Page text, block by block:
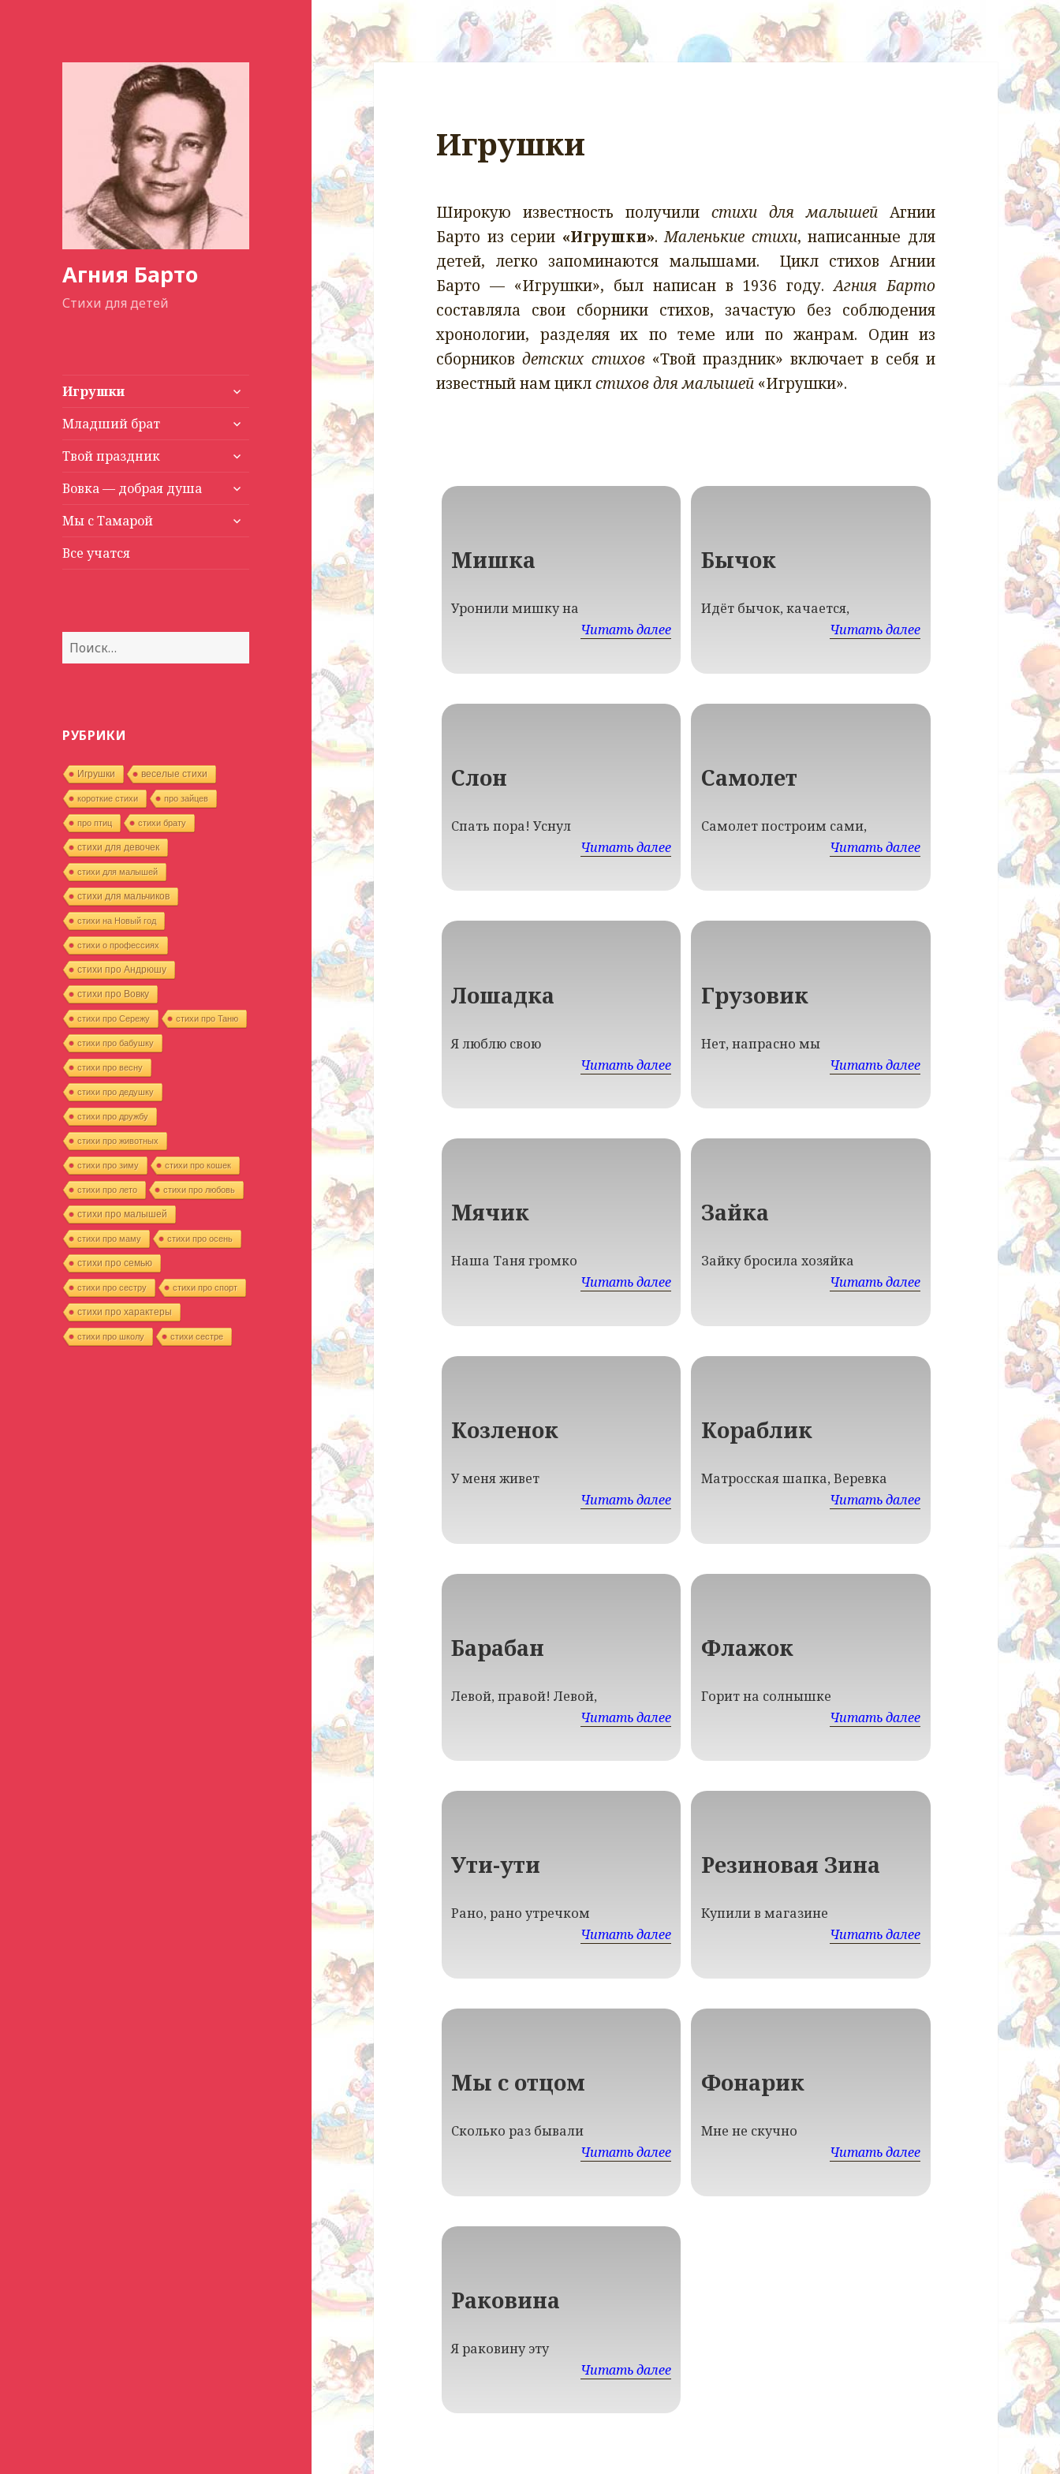
Агния Барто
Стихи для детей
Игрушки
раскрыть
меню
Младший брат
раскрыть
меню
Твой праздник
раскрыть
меню
Вовка — добрая душа
раскрыть
меню
Мы с Тамарой
раскрыть
Все учатся
Найти:
РУБРИКИ
Игрушки веселые стихи
короткие стихи про зайцев
про птиц стихи брату
стихи для девочек
стихи для малышей
стихи для мальчиков
стихи на Новый год
стихи о профессиях
стихи про Андрюшу
стихи про Вовку
стихи про Сережу стихи про Таню
стихи про бабушку
стихи про весну
стихи про дедушку
стихи про дружбу
стихи про животных
стихи про зиму стихи про кошек
стихи про лето стихи про любовь
стихи про малышей
стихи про маму стихи про осень
стихи про семью
стихи про сестру стихи про спорт
стихи про характеры
стихи про школу стихи сестре
Игрушки
Широкую известность получилистихи для малышейАгнии
Барто из серии «Игрушки».Маленькие стихи, написанные для
детей, легко запоминаются малышами. Цикл стихов Агнии
Барто — «Игрушки», был написан в 1936 году.Агния Барто
составляла свои сборники стихов, зачастую без соблюдения
хронологии, разделяя их по теме или по жанрам. Один из
сборниковдетских стихов«Твой праздник» включает в себя и
известный нам циклстихов для малышей «Игрушки».
Мишка
Уронили мишку на
Читать далее
Бычок
Идёт бычок, качается,
Читать далее
Слон
Спать пора! Уснул
Читать далее
Самолет
Самолет построим сами,
Читать далее
Лошадка
Я люблю свою
Читать далее
Грузовик
Нет, напрасно мы
Читать далее
Мячик
Наша Таня громко
Читать далее
Зайка
Зайку бросила хозяйка
Читать далее
Козленок
У меня живет
Читать далее
Кораблик
Матросская шапка, Веревка
Читать далее
Барабан
Левой, правой! Левой,
Читать далее
Флажок
Горит на солнышке
Читать далее
Ути-ути
Рано, рано утречком
Читать далее
Резиновая Зина
Купили в магазине
Читать далее
Мы с отцом
Сколько раз бывали
Читать далее
Фонарик
Мне не скучно
Читать далее
Раковина
Я раковину эту
Читать далее